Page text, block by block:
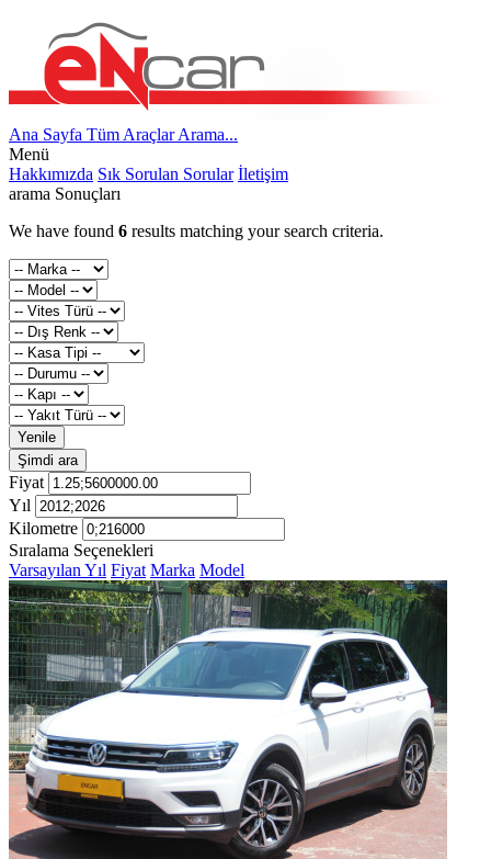
Ana Sayfa Tüm AraçlarArama...
Menü
Hakkımızda Sık Sorulan Sorular İletişim
arama Sonuçları
We have found 6 results matching your search criteria.
Yenile
Şimdi ara
Fiyat
Yıl
Kilometre
Sıralama Seçenekleri
Varsayılan Yıl Fiyat Marka Model